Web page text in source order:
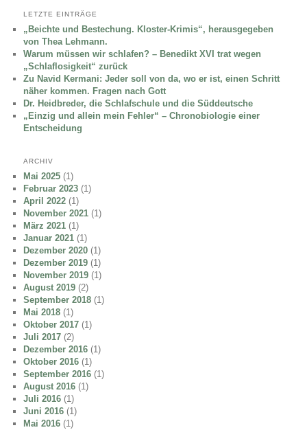
LETZTE EINTRÄGE
„Beichte und Bestechung. Kloster-Krimis“, herausgegeben
von Thea Lehmann.
Warum müssen wir schlafen? – Benedikt XVI trat wegen
„Schlaflosigkeit“ zurück
Zu Navid Kermani: Jeder soll von da, wo er ist, einen Schritt
näher kommen. Fragen nach Gott
Dr. Heidbreder, die Schlafschule und die Süddeutsche
„Einzig und allein mein Fehler“ – Chronobiologie einer
Entscheidung
ARCHIV
Mai 2025 (1)
Februar 2023 (1)
April 2022 (1)
November 2021 (1)
März 2021 (1)
Januar 2021 (1)
Dezember 2020 (1)
Dezember 2019 (1)
November 2019 (1)
August 2019 (2)
September 2018 (1)
Mai 2018 (1)
Oktober 2017 (1)
Juli 2017 (2)
Dezember 2016 (1)
Oktober 2016 (1)
September 2016 (1)
August 2016 (1)
Juli 2016 (1)
Juni 2016 (1)
Mai 2016 (1)